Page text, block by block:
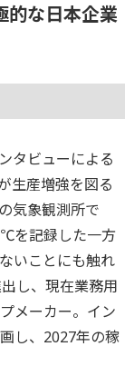
的な日本企業
タビューによる
生産増強を図る
気象観測所で
を記録した一方
いことにも触れ
し、現在業務用
メーカー。イン
し、2027年の稼